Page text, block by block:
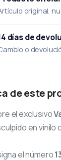
original,
días de
o
de este
el exclusivo
en vinilo
el número